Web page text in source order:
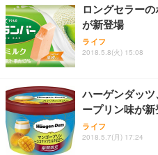
ロングセラー
が新登場
ライフ
2018.5.8(火) 15:08
ハーゲンダッ
ープリン味が新
ライフ
2018.5.7(月) 17:24